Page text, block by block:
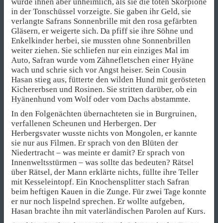
in der Tonschüssel vorzeigte. Sie gaben ihr Geld, sie
verlangte Safrans Sonnenbrille mit den rosa gefärbten
Gläsern, er weigerte sich. Da pfiff sie ihre Söhne und
Enkelkinder herbei, sie mussten ohne Sonnenbrillen
weiter ziehen. Sie schliefen nur ein einziges Mal im
Auto, Safran wurde vom Zähnefletschen einer Hyäne
wach und schrie sich vor Angst heiser. Sein Cousin
Hasan stieg aus, fütterte den wilden Hund mit gerösteten
Kichererbsen und Rosinen. Sie stritten darüber, ob ein
Hyänenhund vom Wolf oder vom Dachs abstammte.
In den Folgenächten übernachteten sie in Burgruinen,
verfallenen Scheunen und Herbergen. Der
Herbergsvater wusste nichts von Mongolen, er kannte
sie nur aus Filmen. Er sprach von den Blüten der
Niedertracht – was meinte er damit? Er sprach von
Innenweltsstürmen – was sollte das bedeuten? Rätsel
über Rätsel, der Mann erklärte nichts, füllte ihre Teller
mit Kesseleintopf. Ein Knochensplitter stach Safran
beim heftigen Kauen in die Zunge. Für zwei Tage konnte
er nur noch lispelnd sprechen. Er wollte aufgeben,
Hasan brachte ihn mit vaterländischen Parolen auf Kurs.